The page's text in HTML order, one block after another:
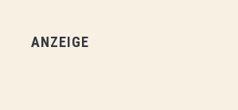
ANZEIGE